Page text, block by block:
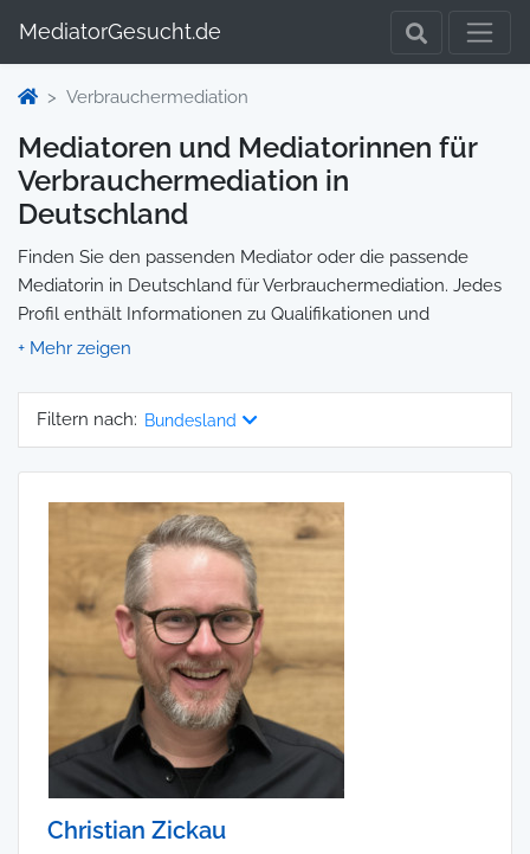
MediatorGesucht.de
Verbrauchermediation
Mediatoren und Mediatorinnen für
Verbrauchermediation in
Deutschland
Finden Sie den passenden Mediator oder die passende
Mediatorin in Deutschland für Verbrauchermediation. Jedes
Profil enthält Informationen zu Qualifikationen und
Spezialisierungen, sodass Sie gezielt die richtige Person für
Wir selbst vermitteln keine Mediationen, sondern stellen die
Plattform zur Verfügung, um Ihnen die Suche zu erleichtern.
Filtern nach: Bundesland
Christian Zickau